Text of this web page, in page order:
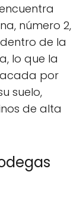
número 2,
de la
lo que la
por
suelo,
de alta